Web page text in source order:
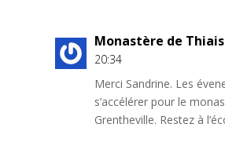
Monastère de Thiais
20:34
Merci Sandrine. Les
s’accélérer pour le
Grentheville. Restez à